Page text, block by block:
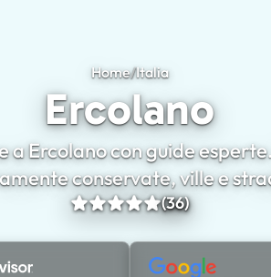
Home/ItaliaErcolano
Ercolano
a Ercolano con guide
conservate, ville e
(36)